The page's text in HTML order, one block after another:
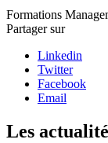
Formations
Partager sur
Linkedin
Twitter
Facebook
Email
Les